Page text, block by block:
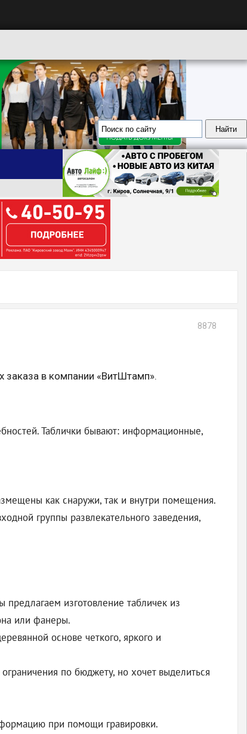
8878
заказа в компании «ВитШтамп».
Таблички бывают: информационные,
как снаружи, так и внутри помещения.
группы развлекательного заведения,
изготовление табличек из
или фанеры.
основе четкого, яркого и
по бюджету, но хочет выделиться
при помощи гравировки.